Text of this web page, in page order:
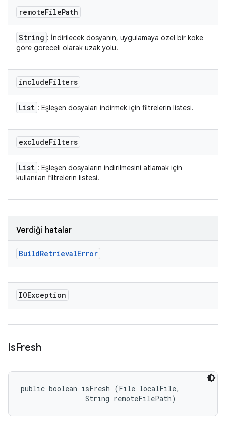
remoteFilePath
String : İndirilecek dosyanın, uygulamaya özel bir köke
göre göreceli olarak uzak yolu.
includeFilters
List : Eşleşen dosyaları indirmek için filtrelerin listesi.
excludeFilters
List : Eşleşen dosyaların indirilmesini atlamak için
kullanılan filtrelerin listesi.
Verdiği hatalar
BuildRetrievalError
IOException
isFresh
public boolean isFresh (File localFile,
                String remoteFilePath)